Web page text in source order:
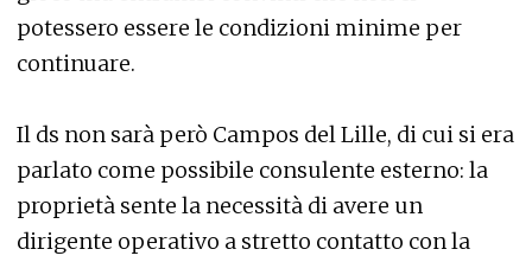
potessero essere le condizioni minime per
continuare.
Il ds non sarà però Campos del Lille, di cui si era
parlato come possibile consulente esterno: la
proprietà sente la necessità di avere un
dirigente operativo a stretto contatto con la